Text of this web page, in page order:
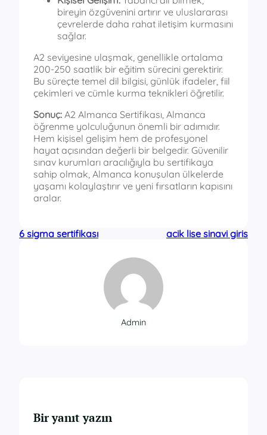
bireyin özgüvenini artırır ve uluslararası
çevrelerde daha rahat iletişim kurmasını
sağlar.
A2 seviyesine ulaşmak, genellikle ortalama
200-250 saatlik bir eğitim sürecini gerektirir.
Bu süreçte temel dil bilgisi, günlük ifadeler, fiil
çekimleri ve cümle kurma teknikleri öğretilir.
Sonuç: A2 Almanca Sertifikası, Almanca
öğrenme yolculuğunun önemli bir adımıdır.
Hem kişisel gelişim hem de profesyonel
hayat açısından değerli bir belgedir. Güvenilir
sınav kurumları aracılığıyla bu sertifikaya
sahip olmak, Almanca konuşulan ülkelerde
yaşamı kolaylaştırır ve yeni fırsatların kapısını
aralar.
6 sigma sertifikası acik lise sinavi giris
Admin
Bir yanıt yazın